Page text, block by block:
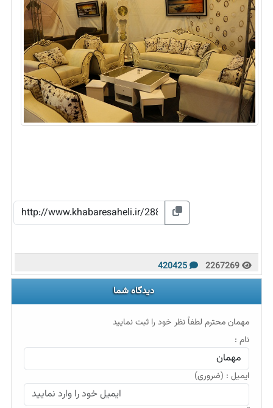
دیدگاه شما
مهمان محترم لطفاً نظر خود را ثبت نمایید
نام :
ایمیل : (ضروری)